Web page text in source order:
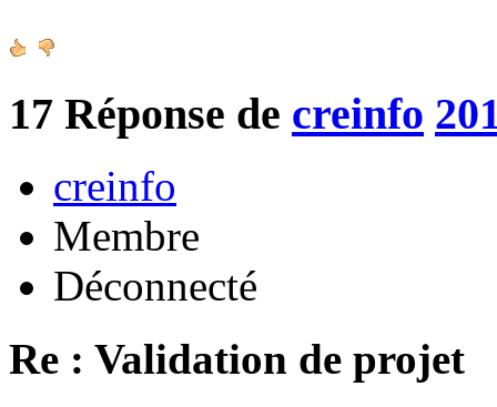
17 Réponse de creinfo
creinfo
Membre
Déconnecté
Re : Validation de projet